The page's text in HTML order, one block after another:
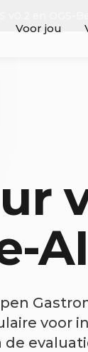
Voor jou
voor